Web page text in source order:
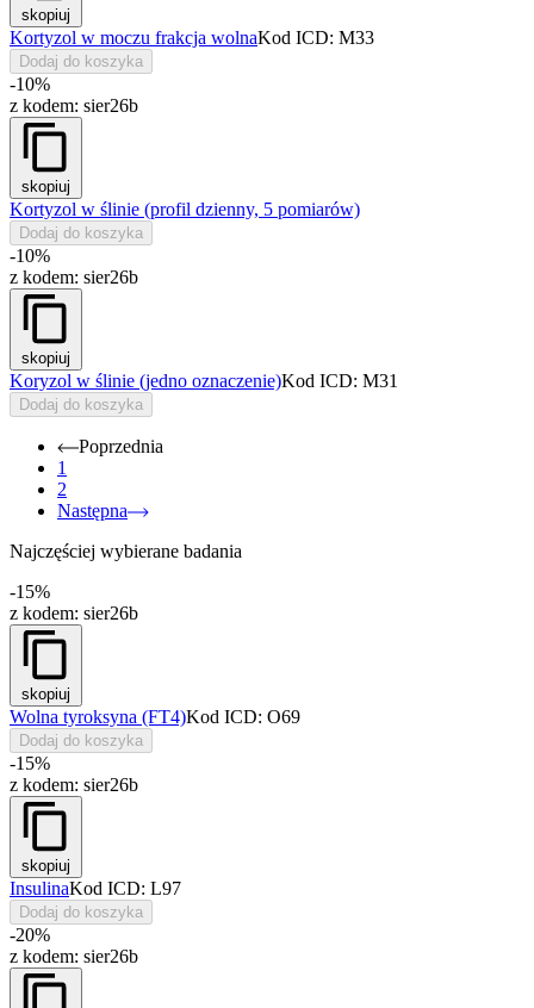
skopiuj
Kortyzol w moczu frakcja wolnaKod ICD: M33
Dodaj do koszyka
-10%
z kodem: sier26b
skopiuj
Kortyzol w ślinie (profil dzienny, 5 pomiarów)
Dodaj do koszyka
-10%
z kodem: sier26b
skopiuj
Koryzol w ślinie (jedno oznaczenie)Kod ICD: M31
Dodaj do koszyka
Poprzednia
1
2
Następna
Najczęściej wybierane badania
-15%
z kodem: sier26b
skopiuj
Wolna tyroksyna (FT4)Kod ICD: O69
Dodaj do koszyka
-15%
z kodem: sier26b
skopiuj
InsulinaKod ICD: L97
Dodaj do koszyka
-20%
z kodem: sier26b